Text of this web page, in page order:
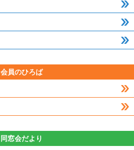
会員のひろば
同窓会だより